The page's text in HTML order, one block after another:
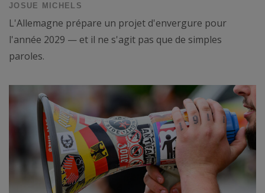
JOSUE MICHELS
L'Allemagne prépare un projet d'envergure pour
l'année 2029 — et il ne s'agit pas que de simples
paroles.